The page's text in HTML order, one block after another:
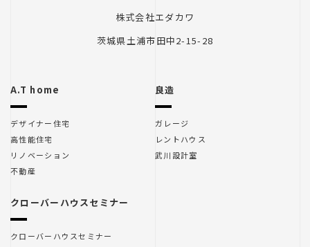
里山住宅
株式会社エダカワ
茨城県土浦市田中2-15-28
A.T home
デザイナー住宅
高性能住宅
リノベーション
不動産
良造
ガレージ
レントハウス
武川設計室
クローバーハウスセミナー
クローバーハウスセミナー